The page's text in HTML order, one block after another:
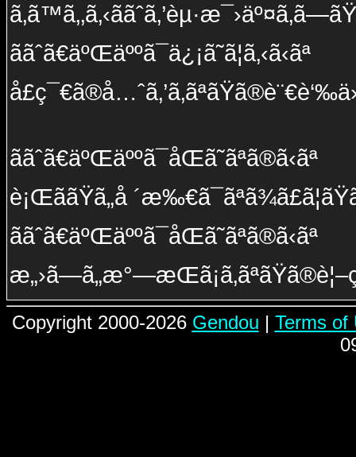
ã­ãˆã€äºŒäººã¯ä¿¡ã˜ã¦ã‚‹ã‹ãª
ã­ãˆã€äºŒäººã¯åŒã˜ãªã®ã‹ãª
è¡ŒããŸã„å
ã­ãˆã€äºŒäººã¯åŒã˜ãªã®ã‹ãª
Copyright 2000-2026 Gendou | Terms of